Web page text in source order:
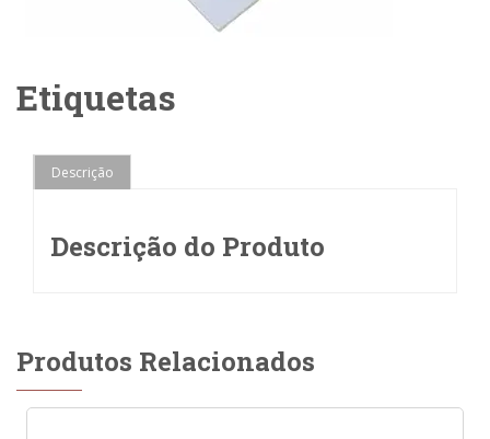
Etiquetas
Descrição
Descrição do Produto
Produtos Relacionados